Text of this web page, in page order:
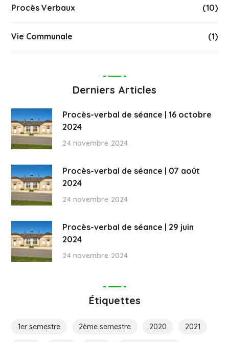
Procès Verbaux (10)
Vie Communale (1)
Derniers Articles
Procès-verbal de séance | 16 octobre
2024
24 novembre 2024
Procès-verbal de séance | 07 août
2024
24 novembre 2024
Procès-verbal de séance | 29 juin
2024
24 novembre 2024
Étiquettes
1er semestre 2ème semestre 2020 2021